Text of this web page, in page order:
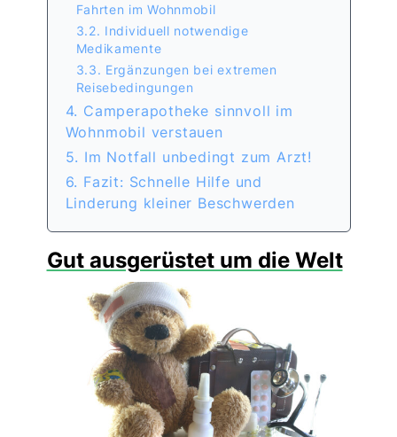
Fahrten im Wohnmobil
3.2. Individuell notwendige
Medikamente
3.3. Ergänzungen bei extremen
Reisebedingungen
4. Camperapotheke sinnvoll im
Wohnmobil verstauen
5. Im Notfall unbedingt zum Arzt!
6. Fazit: Schnelle Hilfe und
Linderung kleiner Beschwerden
Gut ausgerüstet um die Welt